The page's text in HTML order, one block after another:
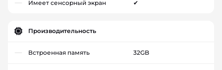
Имеет сенсорный экран ✔
Производительность
Встроенная память 32GB